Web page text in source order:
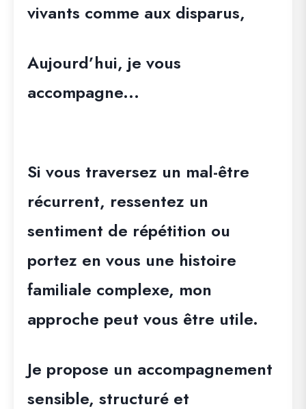
vivants comme aux disparus,
Aujourd’hui, je vous
accompagne...
Si vous traversez un mal-être
récurrent, ressentez un
sentiment de répétition ou
portez en vous une histoire
familiale complexe, mon
approche peut vous être utile.
Je propose un accompagnement
sensible, structuré et